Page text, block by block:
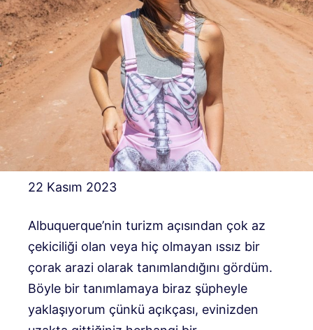
22 Kasım 2023
Albuquerque’nin turizm açısından çok az
çekiciliği olan veya hiç olmayan ıssız bir
çorak arazi olarak tanımlandığını gördüm.
Böyle bir tanımlamaya biraz şüpheyle
yaklaşıyorum çünkü açıkçası, evinizden